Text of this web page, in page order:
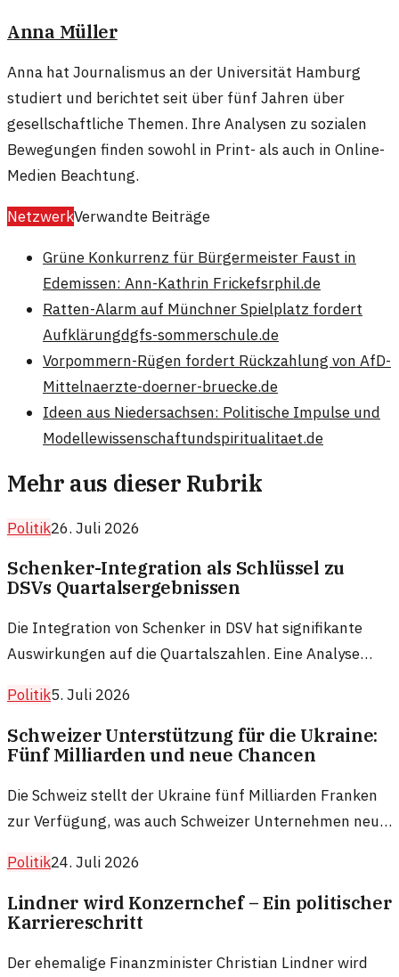
Anna Müller
Anna hat Journalismus an der Universität Hamburg
studiert und berichtet seit über fünf Jahren über
gesellschaftliche Themen. Ihre Analysen zu sozialen
Bewegungen finden sowohl in Print- als auch in Online-
Medien Beachtung.
NetzwerkVerwandte Beiträge
Grüne Konkurrenz für Bürgermeister Faust in
Edemissen: Ann-Kathrin Frickefsrphil.de
Ratten-Alarm auf Münchner Spielplatz fordert
Aufklärungdgfs-sommerschule.de
Vorpommern-Rügen fordert Rückzahlung von AfD-
Mittelnaerzte-doerner-bruecke.de
Ideen aus Niedersachsen: Politische Impulse und
Modellewissenschaftundspiritualitaet.de
Mehr aus dieser Rubrik
Politik26. Juli 2026
Schenker-Integration als Schlüssel zu
DSVs Quartalsergebnissen
Die Integration von Schenker in DSV hat signifikante
Auswirkungen auf die Quartalszahlen. Eine Analyse
ist, sondern eine strategische Neuausrichtung.
Politik5. Juli 2026
Schweizer Unterstützung für die Ukraine:
Fünf Milliarden und neue Chancen
Die Schweiz stellt der Ukraine fünf Milliarden Franken
zur Verfügung, was auch Schweizer Unternehmen neue
wirtschaftlichen Auswirkungen sind erheblich.
Politik24. Juli 2026
Lindner wird Konzernchef – Ein politischer
Karriereschritt
Der ehemalige Finanzminister Christian Lindner wird